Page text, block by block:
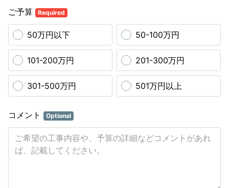
ご予算 Required
50万円以下 50-100万円
101-200万円 201-300万円
301-500万円 501万円以上
コメント Optional